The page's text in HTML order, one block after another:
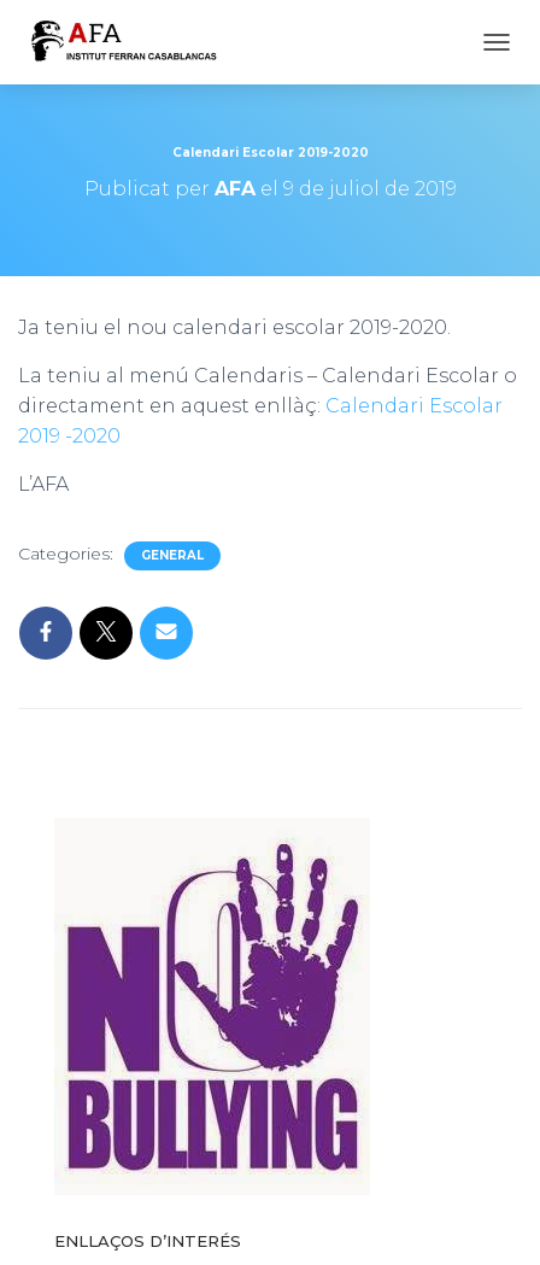
Calendari Escolar 2019-2020
Publicat per AFAel 9 de juliol de 2019
Ja teniu el nou calendari escolar 2019-2020.
La teniu al menú Calendaris – Calendari Escolar o
directament en aquest enllàç: Calendari Escolar
2019 -2020
L’AFA
Categories: GENERAL
ENLLAÇOS D’INTERÉS